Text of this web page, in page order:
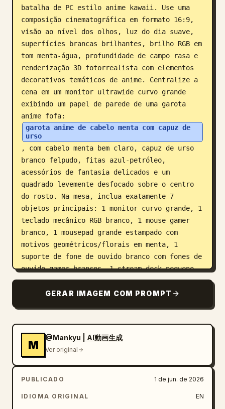
Atualizações
batalha de PC estilo anime kawaii. Use uma
composição cinematográfica em formato 16:9,
visão ao nível dos olhos, luz do dia suave,
superfícies brancas brilhantes, brilho RGB em
tom menta-água, profundidade de campo rasa e
renderização 3D fotorrealista com elementos
decorativos temáticos de anime. Centralize a
cena em um monitor ultrawide curvo grande
exibindo um papel de parede de uma garota
anime fofa:
garota anime de cabelo menta com capuz de
urso
, com cabelo menta bem claro, capuz de urso
branco felpudo, fitas azul-petróleo,
acessórios de fantasia delicados e um
quadrado levemente desfocado sobre o centro
do rosto. Na mesa, inclua exatamente 7
objetos principais: 1 monitor curvo grande, 1
teclado mecânico RGB branco, 1 mouse gamer
branco, 1 mousepad grande estampado com
motivos geométricos/florais em menta, 1
suporte de fone de ouvido branco com fones de
ouvido gamer brancos, 1 stream deck pequeno
com botões iluminados e 1 painel de controle
compacto com um pequeno visor e três botões
visíveis, tubos de resfriamento líquido
brancos, uma placa de vídeo e arte de
personagem de anime exibida dentro do
gabinete. Dentro da área de exibição do PC,
pequena estatueta de anime, 1 modelo de carro
GERAR IMAGEM COM PROMPT
M
@Mankyu | AI動画生成
Ver original
PUBLICADO 1 de jun. de 2026
IDIOMA ORIGINAL EN